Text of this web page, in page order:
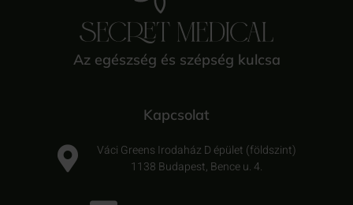
Az egészség és szépség kulcsa
Kapcsolat
Váci Greens Irodaház D épület (földszint)
1138 Budapest, Bence u. 4.